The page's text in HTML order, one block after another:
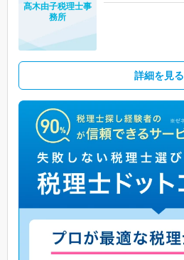
髙木由子税理士事
務所
詳細を見る